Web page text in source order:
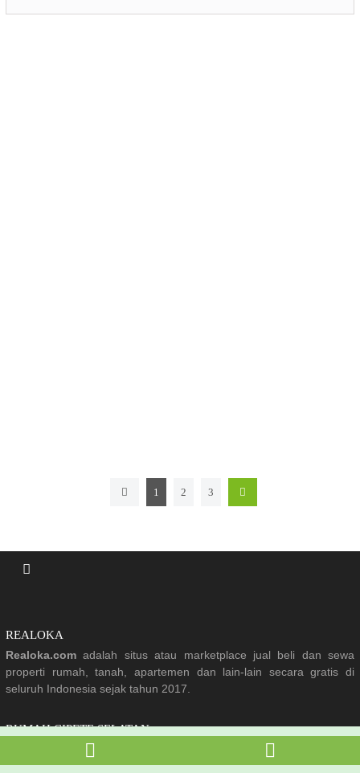
1 2 3
REALOKA
Realoka.com adalah situs atau marketplace jual beli dan sewa
properti rumah, tanah, apartemen dan lain-lain secara gratis di
seluruh Indonesia sejak tahun 2017.
RUMAH CIPETE SELATAN